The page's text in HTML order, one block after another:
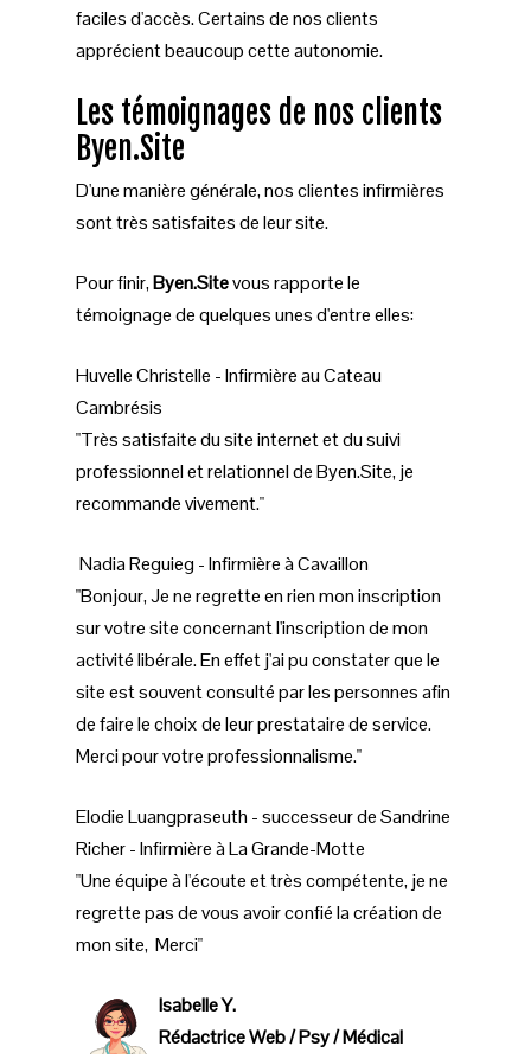
faciles d'accès. Certains de nos clients
apprécient beaucoup cette autonomie.
Les témoignages de nos clients
Byen.Site
D'une manière générale, nos clientes infirmières
sont très satisfaites de leur site.
Pour finir,Byen.Sitevous rapporte le
témoignage de quelques unes d'entre elles:
Huvelle Christelle - Infirmière au Cateau
Cambrésis
"Très satisfaite du site internet et du suivi
professionnel et relationnel de Byen.Site, je
recommande vivement."
Nadia Reguieg - Infirmière à Cavaillon
"Bonjour, Je ne regrette en rien mon inscription
sur votre site concernant l'inscription de mon
activité libérale. En effet j'ai pu constater que le
site est souvent consulté par les personnes afin
de faire le choix de leur prestataire de service.
Merci pour votre professionnalisme."
Elodie Luangpraseuth - successeur de Sandrine
Richer - Infirmière à La Grande-Motte
"Une équipe à l'écoute et très compétente, je ne
regrette pas de vous avoir confié la création de
mon site, Merci"
Isabelle Y.
Rédactrice Web / Psy / Médical